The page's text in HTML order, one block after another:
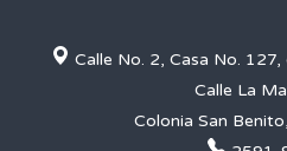
Calle No. 2, Casa No.
Calle La
Colonia San